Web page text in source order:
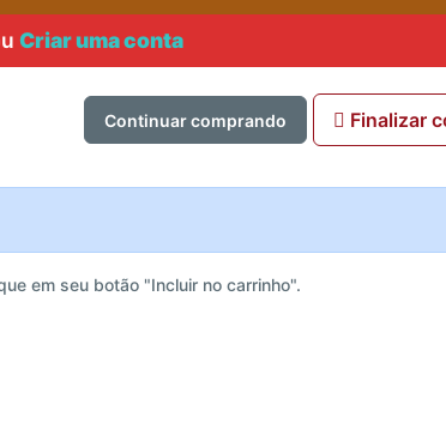
Criar uma conta
Continuar comprando Finalizar
em seu botão "Incluir no carrinho".